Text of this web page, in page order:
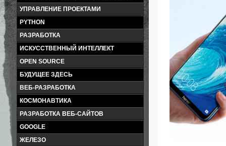
УПРАВЛЕНИЕ ПРОЕКТАМИ
PYTHON
РАЗРАБОТКА
ИСКУССТВЕННЫЙ ИНТЕЛЛЕКТ
OPEN SOURCE
БУДУЩЕЕ ЗДЕСЬ
ВЕБ-РАЗРАБОТКА
КОСМОНАВТИКА
РАЗРАБОТКА ВЕБ-САЙТОВ
GOOGLE
ЖЕЛЕЗО